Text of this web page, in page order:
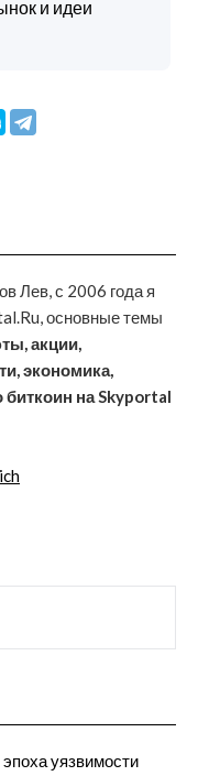
и идеи
Лев, с 2006 года я
основные темы
акции,
экономика,
на Skyportal
уязвимости